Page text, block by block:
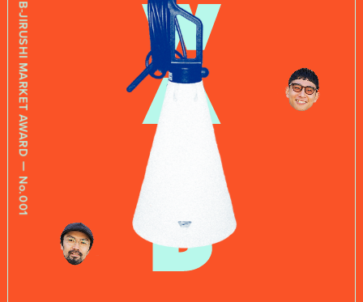
B-JIRUSHI MARKET AWARD ー No.001 私の偏愛話、聞いていってくれませんか？
B印的太鼓判マップ